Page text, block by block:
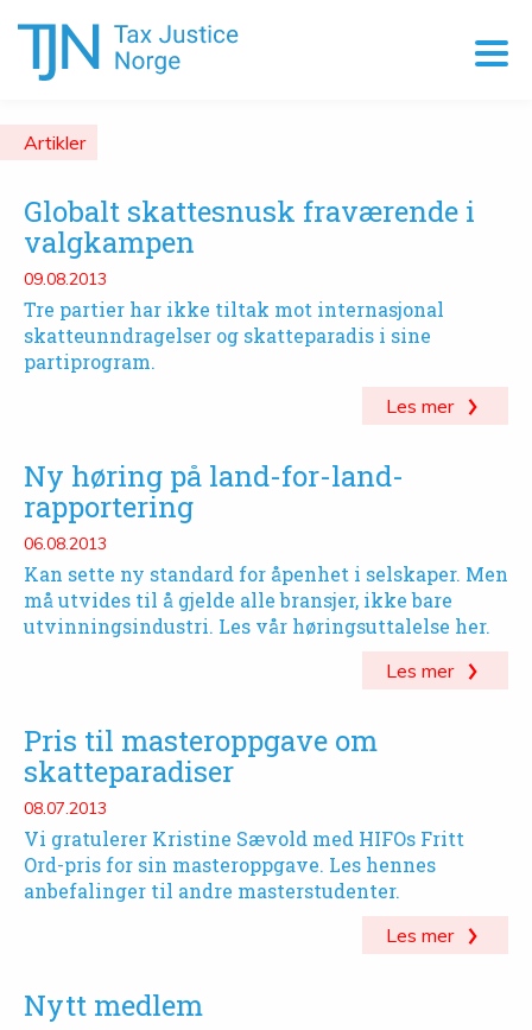
Artikler
Globalt skattesnusk fraværende i
valgkampen
09.08.2013
Tre partier har ikke tiltak mot internasjonal
skatteunndragelser og skatteparadis i sine
partiprogram.
Les mer
Ny høring på land-for-land-
rapportering
06.08.2013
Kan sette ny standard for åpenhet i selskaper. Men
må utvides til å gjelde alle bransjer, ikke bare
utvinningsindustri. Les vår høringsuttalelse her.
Les mer
Pris til masteroppgave om
skatteparadiser
08.07.2013
Vi gratulerer Kristine Sævold med HIFOs Fritt
Ord-pris for sin masteroppgave. Les hennes
anbefalinger til andre masterstudenter.
Les mer
Nytt medlem